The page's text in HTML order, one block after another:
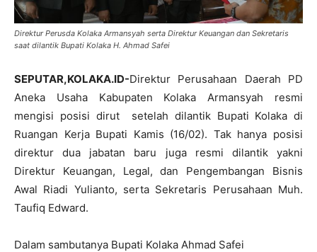
Direktur Perusda Kolaka Armansyah serta Direktur Keuangan dan Sekretaris
saat dilantik Bupati Kolaka H. Ahmad Safei
SEPUTAR,KOLAKA.ID-Direktur Perusahaan Daerah PD
Aneka Usaha Kabupaten Kolaka Armansyah resmi
mengisi posisi dirut setelah dilantik Bupati Kolaka di
Ruangan Kerja Bupati Kamis (16/02). Tak hanya posisi
direktur dua jabatan baru juga resmi dilantik yakni
Direktur Keuangan, Legal, dan Pengembangan Bisnis
Awal Riadi Yulianto, serta Sekretaris Perusahaan Muh.
Taufiq Edward.
Dalam sambutanya Bupati Kolaka Ahmad Safei